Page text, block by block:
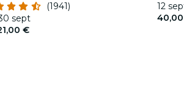
(1941)
sept
€
2026
12